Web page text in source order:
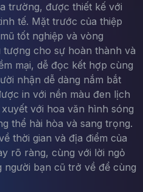
trường, được thiết kế với
tế. Mặt trước của thiệp
tốt nghiệp và vòng
cho sự hoàn thành và
mại, dễ đọc kết hợp cùng
nhận dễ dàng nắm bắt
in với nền màu đen lịch
với hoa văn hình sóng
thể hài hòa và sang trọng.
thời gian và địa điểm của
rõ ràng, cùng với lời ngỏ
bạn cũ trở về để cùng